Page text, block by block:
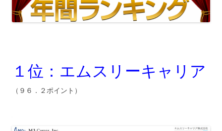
１位：エムスリーキャリア
（９６．２ポイント）